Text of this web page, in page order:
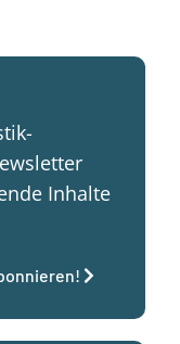
Inhalte